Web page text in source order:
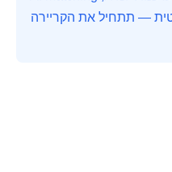
— תתחיל את הקריירה